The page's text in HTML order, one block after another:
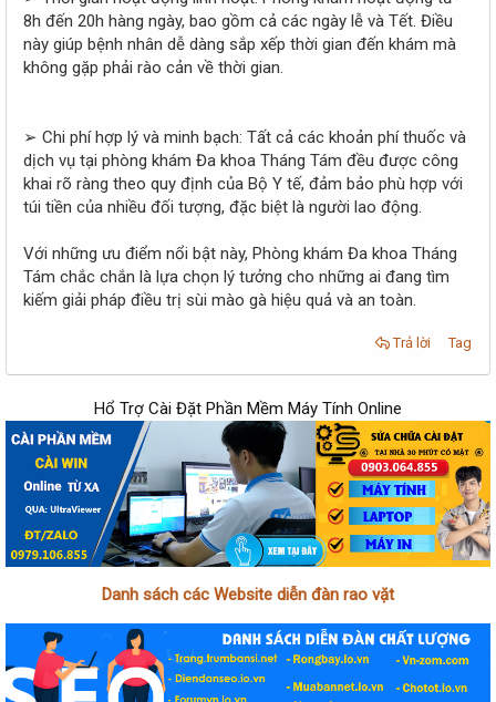
8h đến 20h hàng ngày, bao gồm cả các ngày lễ và Tết. Điều
này giúp bệnh nhân dễ dàng sắp xếp thời gian đến khám mà
không gặp phải rào cản về thời gian.
➢ Chi phí hợp lý và minh bạch: Tất cả các khoản phí thuốc và
dịch vụ tại phòng khám Đa khoa Tháng Tám đều được công
khai rõ ràng theo quy định của Bộ Y tế, đảm bảo phù hợp với
túi tiền của nhiều đối tượng, đặc biệt là người lao động.
Với những ưu điểm nổi bật này, Phòng khám Đa khoa Tháng
Tám chắc chắn là lựa chọn lý tưởng cho những ai đang tìm
kiếm giải pháp điều trị sùi mào gà hiệu quả và an toàn.
Trả lời Tag
Hổ Trợ Cài Đặt Phần Mềm Máy Tính Online
Danh sách các Website diễn đàn rao vặt